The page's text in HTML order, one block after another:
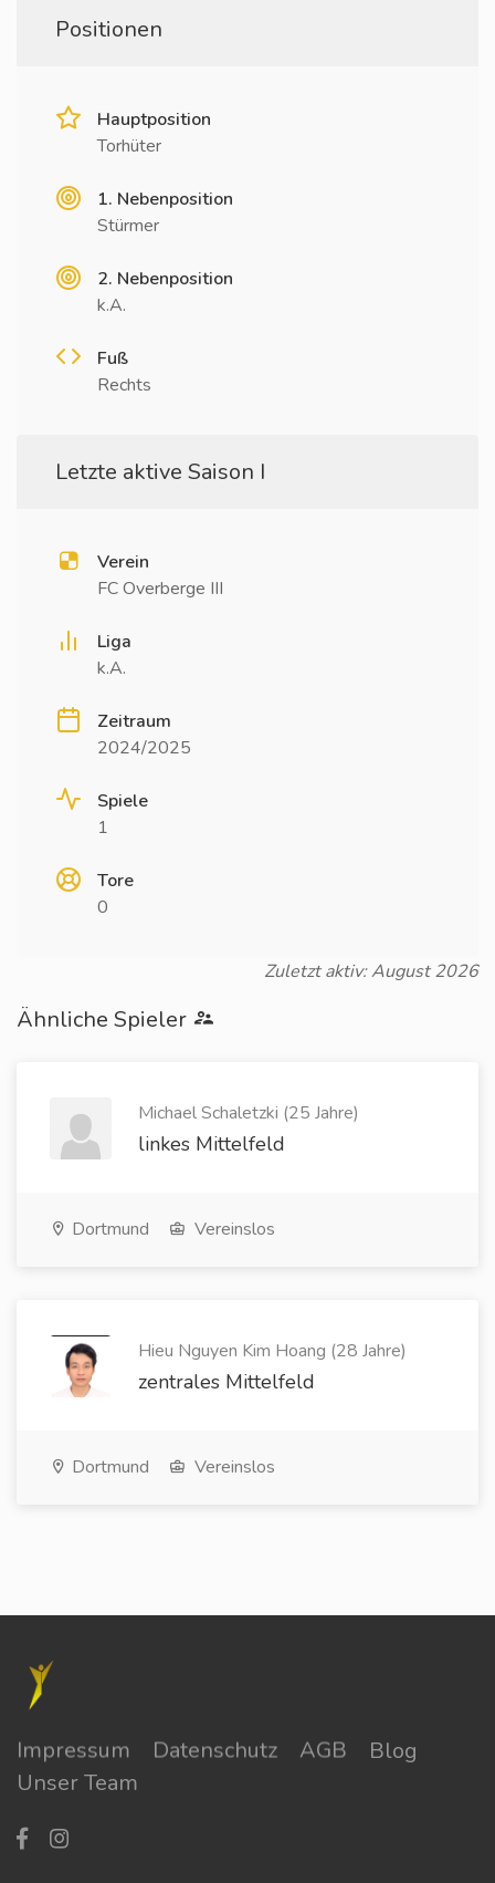
Positionen
Hauptposition
Torhüter
1. Nebenposition
Stürmer
2. Nebenposition
k.A.
Fuß
Rechts
Letzte aktive Saison I
Verein
FC Overberge III
Liga
k.A.
Zeitraum
2024/2025
Spiele
1
Tore
0
Zuletzt aktiv: August 2026
Ähnliche Spieler
Michael Schaletzki (25 Jahre)
linkes Mittelfeld
Dortmund Vereinslos
Hieu Nguyen Kim Hoang (28 Jahre)
zentrales Mittelfeld
Dortmund Vereinslos
Impressum Datenschutz AGB
Blog
Unser Team